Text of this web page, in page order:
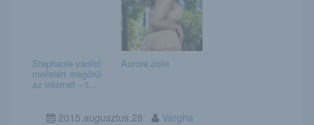
Stephanie vadító
melleiért megőrül
az internet – t...
Aurora Jolie
2015.augusztus.28 Vargha